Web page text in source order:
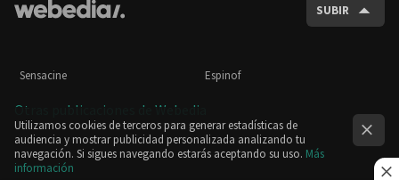
SUBIR
Sensacine Espinof
Otras publicaciones de Webedia
Utilizamos cookies de terceros para generar estadísticas de
audiencia y mostrar publicidad personalizada analizando tu
navegación. Si sigues navegando estarás aceptando su uso. Más
información